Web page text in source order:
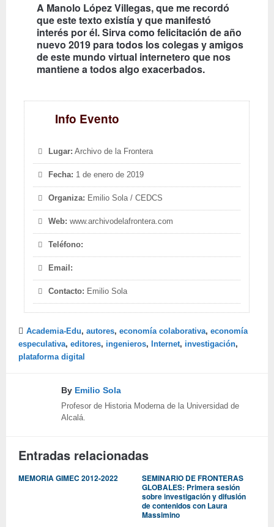
A Manolo López Villegas, que me recordó
que este texto existía y que manifestó
interés por él. Sirva como felicitación de año
nuevo 2019 para todos los colegas y amigos
de este mundo virtual internetero que nos
mantiene a todos algo exacerbados.
Info Evento
Lugar: Archivo de la Frontera
Fecha: 1 de enero de 2019
Organiza: Emilio Sola / CEDCS
Web:www.archivodelafrontera.com
Teléfono:
Email:
Contacto: Emilio Sola
Academia-Edu, autores, economía colaborativa, economía
especulativa, editores, ingenieros, Internet, investigación,
plataforma digital
By Emilio Sola
Profesor de Historia Moderna de la Universidad de
Alcalá.
Entradas relacionadas
MEMORIA GIMEC 2012-2022
SEMINARIO DE FRONTERAS
GLOBALES: Primera sesión
sobre investigación y difusión
de contenidos con Laura
Massimino